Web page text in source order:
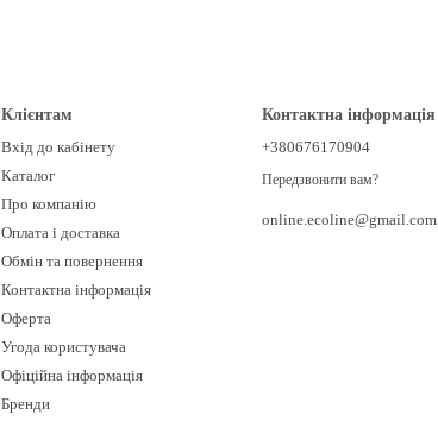
Клієнтам
Вхід до кабінету
Каталог
Про компанію
Оплата і доставка
Обмін та повернення
Контактна інформація
Оферта
Угода користувача
Офіційна інформація
Бренди
Контактна інформація
+380676170904
Передзвонити вам?
online.ecoline@gmail.com